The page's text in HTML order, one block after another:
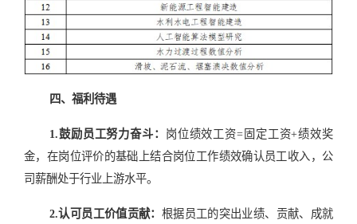
四、福利待遇
1.鼓励员工努力奋斗： 岗位绩效工资=固定工资+绩效奖
金，在岗位评价的基础上结合岗位工作绩效确认员工收入，公
司薪酬处于行业上游水平。
2.认可员工价值贡献： 根据员工的突出业绩、贡献、成就